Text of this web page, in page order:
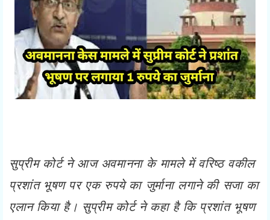
सुप्रीम कोर्ट ने आज अवमानना के मामले में वरिष्ठ वकील
प्रशांत भूषण पर एक रुपये का जुर्माना लगाने की सजा का
एलान किया है। सुप्रीम कोर्ट ने कहा है कि प्रशांत भूषण